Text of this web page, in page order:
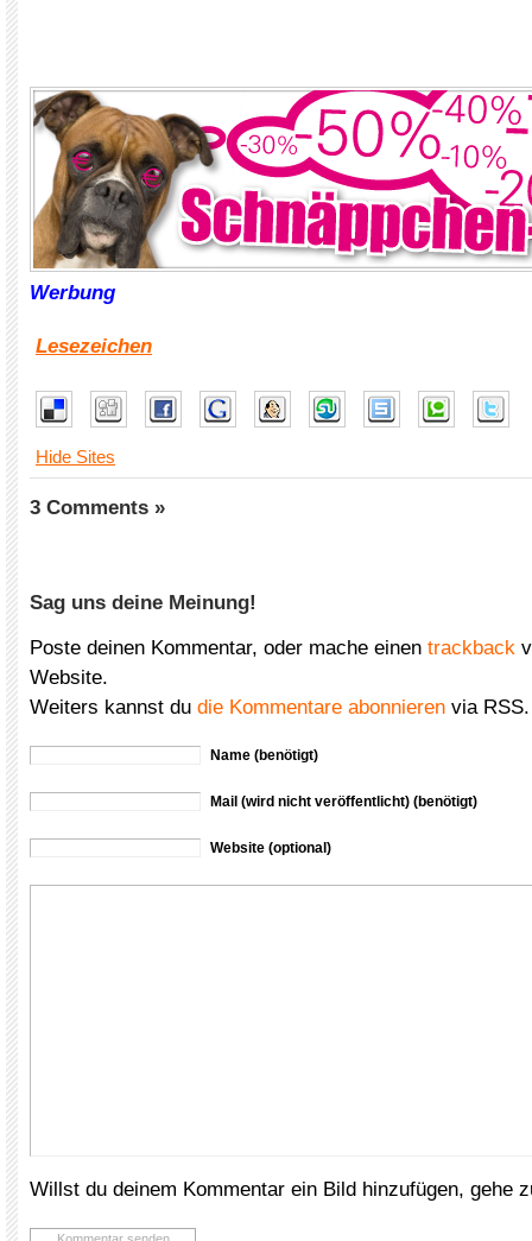
Werbung
Lesezeichen
Hide Sites
3 Comments »
Sag uns deine Meinung!
Poste deinen Kommentar, oder mache einen trackback
Website.
Weiters kannst du die Kommentare abonnieren via RSS.
Name (benötigt)
Mail (wird nicht veröffentlicht) (benötigt)
Website (optional)
Willst du deinem Kommentar ein Bild hinzufügen, gehe